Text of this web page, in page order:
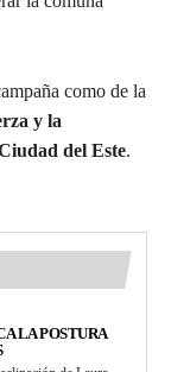
como de la
y la
del Este.
LA POSTURA